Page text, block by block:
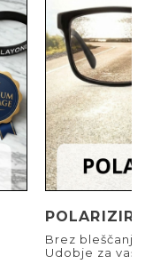
Brez
Udobje za